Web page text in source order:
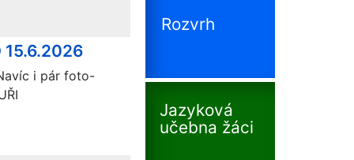
15.6.2026
i pár foto-
Rozvrh
Jazyková
učebna žáci